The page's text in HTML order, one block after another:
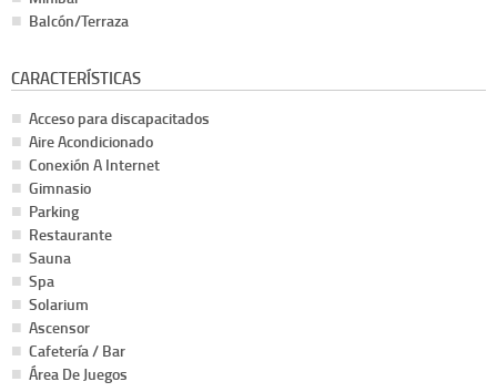
Balcón/Terraza
CARACTERÍSTICAS
Acceso para discapacitados
Aire Acondicionado
Conexión A Internet
Gimnasio
Parking
Restaurante
Sauna
Spa
Solarium
Ascensor
Cafetería / Bar
Área De Juegos